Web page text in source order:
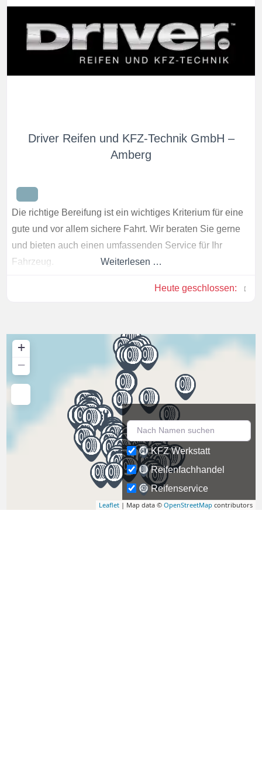
Driver Reifen und KFZ-Technik GmbH –
Amberg
Die richtige Bereifung ist ein wichtiges Kriterium für eine
gute und vor allem sichere Fahrt. Wir beraten Sie gerne
und bieten auch einen umfassenden Service für Ihr
Fahrzeug.
Weiterlesen …
Heute geschlossen:
+
−
Leaflet| Map data © OpenStreetMap contributors
KFZ Werkstatt
Reifenfachhandel
Reifenservice